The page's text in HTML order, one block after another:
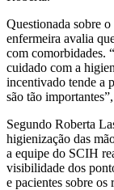
Questionada sobre
enfermeira avalia
com comorbidades.
cuidado com a
incentivado tende a
são tão
Segundo Roberta
higienização das
a equipe do SCIH
visibilidade dos
e pacientes sobre os